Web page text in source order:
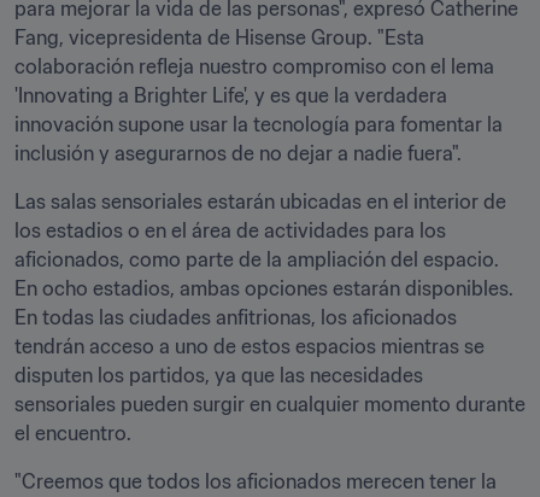
para mejorar la vida de las personas", expresó Catherine
Fang, vicepresidenta de Hisense Group. "Esta
colaboración refleja nuestro compromiso con el lema
'Innovating a Brighter Life', y es que la verdadera
innovación supone usar la tecnología para fomentar la
inclusión y asegurarnos de no dejar a nadie fuera".
Las salas sensoriales estarán ubicadas en el interior de
los estadios o en el área de actividades para los
aficionados, como parte de la ampliación del espacio.
En ocho estadios, ambas opciones estarán disponibles.
En todas las ciudades anfitrionas, los aficionados
tendrán acceso a uno de estos espacios mientras se
disputen los partidos, ya que las necesidades
sensoriales pueden surgir en cualquier momento durante
el encuentro.
"Creemos que todos los aficionados merecen tener la